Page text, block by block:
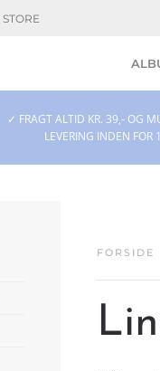
STORE
✓ FRAGT ALTID KR. 39,- OG
LEVERING INDEN FOR
FORSIDE